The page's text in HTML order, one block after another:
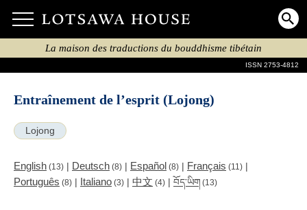
La maison des traductions du bouddhisme tibétain
ISSN 2753-4812
Entraînement de l’esprit (Lojong)
Lojong
English (13) | Deutsch (8) | Español (8) | Français (11) |
Português (8) | Italiano (3) | 中文 (4) | བོད་ཡིག (13)